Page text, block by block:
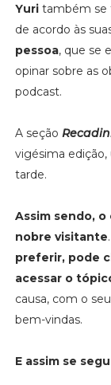
Yuritambém se
de acordo às
pessoa, que se
opinar sobre as
podcast.
A seção
vigésima
tarde.
Assim sendo,
nobre visitante
preferir, pode
acessar o
causa, com o
bem-vindas.
E assim se